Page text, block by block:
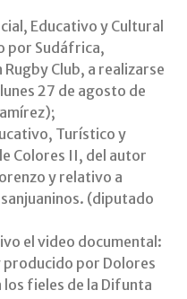
Educativo y Cultural
por Sudáfrica,
Club, a realizarse
27 de agosto de
Turístico y
Colores II, del autor
y relativo a
(diputado
el video documental:
por Dolores
fieles de la Difunta